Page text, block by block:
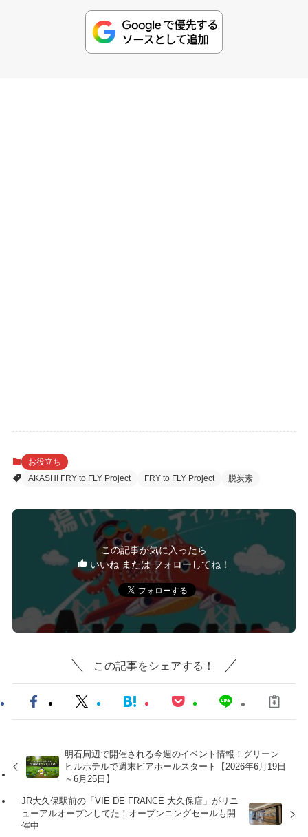
お役立ち
AKASHI FRY to FLY Project
FRY to FLY Project 脱炭素
この記事が気に入ったら
いいね または フォローしてね！
この記事をシェアする！
明石周辺で開催される今週のイベント情報！グリーン
ヒルホテルで週末ビアホールスタート【2026年6月19日
～6月25日】
JR大久保駅前の「VIE DE FRANCE 大久保店」がリニ
ューアルオープンしてた！オープンニングセールも開
催中